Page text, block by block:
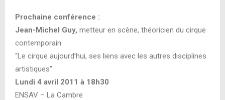
Prochaine conférence :
Jean-Michel Guy, metteur en scène, théoricien du cirque
contemporain
“Le cirque aujourd’hui, ses liens avec les autres disciplines
artistiques”
Lundi 4 avril 2011 à 18h30
ENSAV – La Cambre